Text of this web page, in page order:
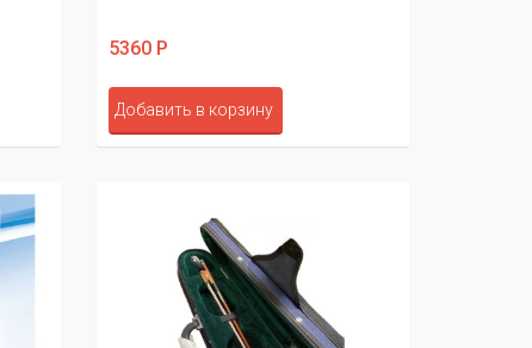
5360 Р
Добавить в корзину